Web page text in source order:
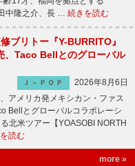
中隆之介、長 … 続きを読む
ブリトー『Y-BURRITO』
、Taco Bellとのグローバル
Ｊ－ＰＯＰ
2026年8月6日
アメリカ発メキシカン・ファス
Bellとグローバルコラボレーシ
北米ツアー【YOASOBI NORTH
読む
more »